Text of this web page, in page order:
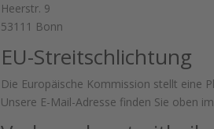
Heerstr. 9
53111 Bonn
EU-Streitschlichtung
Die Europäische Kommission stellt eine
Unsere E-Mail-Adresse finden Sie oben